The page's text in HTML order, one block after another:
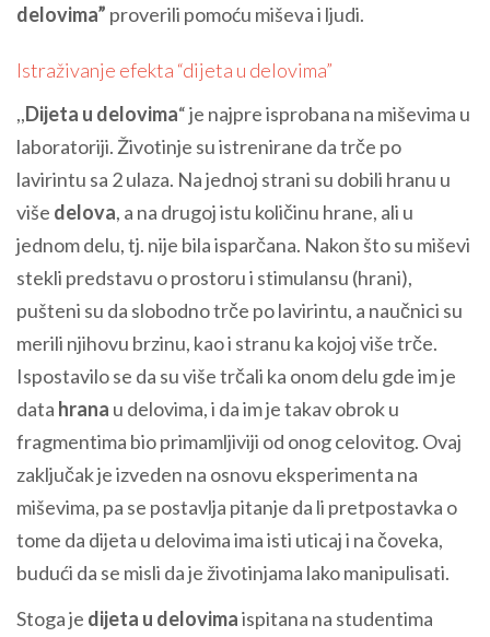
delovima” proverili pomoću miševa i ljudi.
Istraživanje efekta “dijeta u delovima”
,,Dijeta u delovima“ je najpre isprobana na miševima u
laboratoriji. Životinje su istrenirane da trče po
lavirintu sa 2 ulaza. Na jednoj strani su dobili hranu u
više delova, a na drugoj istu količinu hrane, ali u
jednom delu, tj. nije bila isparčana. Nakon što su miševi
stekli predstavu o prostoru i stimulansu (hrani),
pušteni su da slobodno trče po lavirintu, a naučnici su
merili njihovu brzinu, kao i stranu ka kojoj više trče.
Ispostavilo se da su više trčali ka onom delu gde im je
data hrana u delovima, i da im je takav obrok u
fragmentima bio primamljiviji od onog celovitog. Ovaj
zaključak je izveden na osnovu eksperimenta na
miševima, pa se postavlja pitanje da li pretpostavka o
tome da dijeta u delovima ima isti uticaj i na čoveka,
budući da se misli da je životinjama lako manipulisati.
Stoga je dijeta u delovimaispitana na studentima